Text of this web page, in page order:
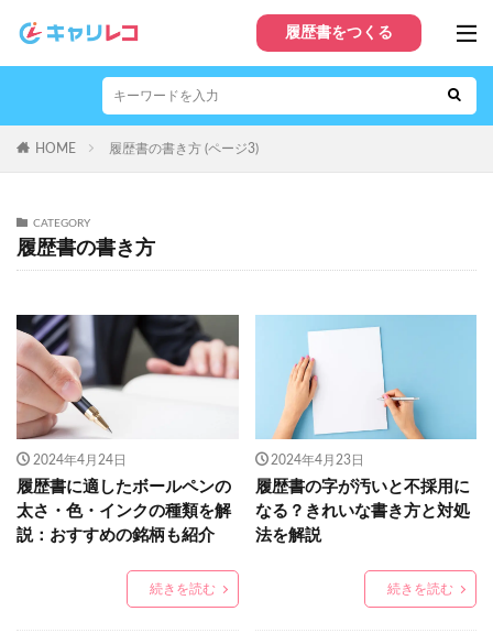
履歴書をつくる
HOME 履歴書の書き方 (ページ3)
CATEGORY
履歴書の書き方
2024年4月24日
履歴書に適したボールペンの
太さ・色・インクの種類を解
説：おすすめの銘柄も紹介
続きを読む
2024年4月23日
履歴書の字が汚いと不採用に
なる？きれいな書き方と対処
法を解説
続きを読む